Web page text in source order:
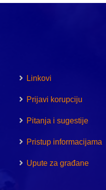
Linkovi
Prijavi korupciju
Pitanja i sugestije
Pristup informacijama
Upute za građane